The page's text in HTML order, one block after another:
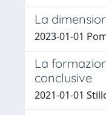
La
2023-01-01
La
conclusive
2021-01-01